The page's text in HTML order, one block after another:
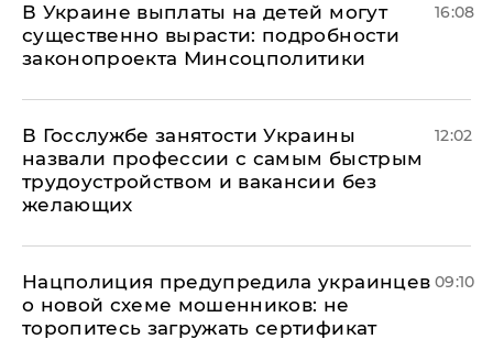
В Украине выплаты на детей могут
существенно вырасти: подробности
законопроекта Минсоцполитики
16:08
В Госслужбе занятости Украины
назвали профессии с самым быстрым
трудоустройством и вакансии без
желающих
12:02
Нацполиция предупредила украинцев
о новой схеме мошенников: не
торопитесь загружать сертификат
09:10